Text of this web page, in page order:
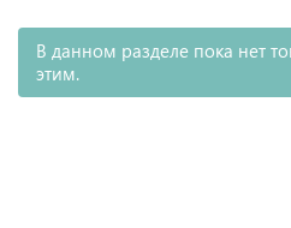
В данном разделе пока нет
этим.